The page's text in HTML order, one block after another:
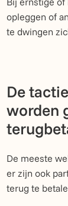
opleggen of
te dwingen
De
worden
De meeste
er zijn ook
terug te